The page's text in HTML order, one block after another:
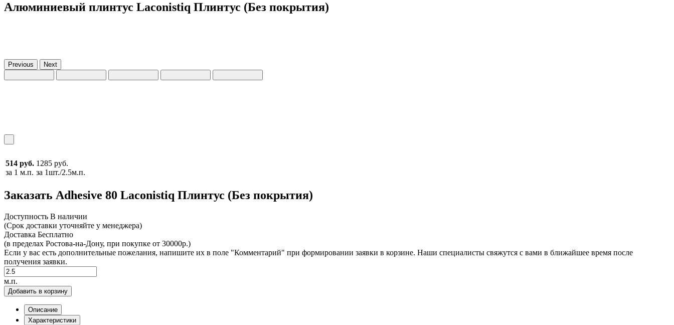
Алюминиевый плинтус Laconistiq Плинтус (Без покрытия)
Previous Next
514 руб.
за 1 м.п.
1285 руб.
за 1шт./2.5м.п.
Заказать Adhesive 80 Laconistiq Плинтус (Без покрытия)
Доcтупность В наличии
(Срок доставки уточняйте у менеджера)
Доставка Бесплатно
(в пределах Ростова-на-Дону, при покупке от 30000р.)
Если у вас есть дополнительные пожелания, напишите их в поле "Комментарий" при формировании заявки в корзине. Наши специалисты свяжутся с вами в ближайшее время после
получения заявки.
м.п.
Добавить в корзину
Описание
Характеристики